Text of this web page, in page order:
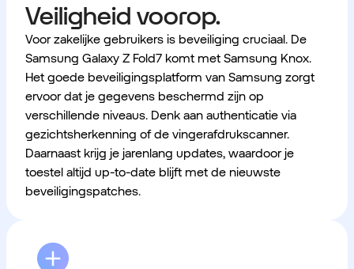
Veiligheid voorop.
Voor zakelijke gebruikers is beveiliging cruciaal. De
Samsung Galaxy Z Fold7 komt met Samsung Knox.
Het goede beveiligingsplatform van Samsung zorgt
ervoor dat je gegevens beschermd zijn op
verschillende niveaus. Denk aan authenticatie via
gezichtsherkenning of de vingerafdrukscanner.
Daarnaast krijg je jarenlang updates, waardoor je
toestel altijd up-to-date blijft met de nieuwste
beveiligingspatches.